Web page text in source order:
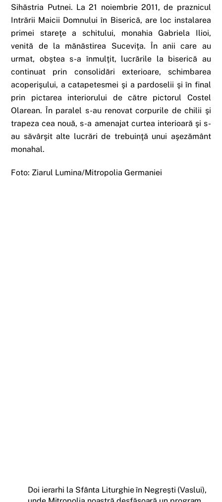
Sihăstria Putnei. La 21 noiembrie 2011, de praznicul
Intrării Maicii Domnului în Biserică, are loc instalarea
primei stareţe a schitului, monahia Gabriela Ilioi,
venită de la mănăstirea Suceviţa. În anii care au
urmat, obştea s-a înmulţit, lucrările la biserică au
continuat prin consolidări exterioare, schimbarea
acoperişului, a catapetesmei şi a pardoselii şi în final
prin pictarea interiorului de către pictorul Costel
Olarean. În paralel s-au renovat corpurile de chilii şi
trapeza cea nouă, s-a amenajat curtea interioară şi s-
au săvârşit alte lucrări de trebuinţă unui aşezământ
monahal.
Foto: Ziarul Lumina/Mitropolia Germaniei
Doi ierarhi la Sfânta Liturghie în Negrești (Vaslui),